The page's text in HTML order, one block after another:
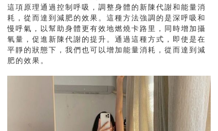
這項原理通過控制呼吸，調整身體的新陳代謝和能量消
耗，從而達到減肥的效果。這種方法強調的是深呼吸和
慢呼氣，以幫助身體更有效地燃燒卡路里，同時增加攝
氧量，促進新陳代謝的提升。通過這種方式，即使是在
平靜的狀態下，我們也可以增加能量消耗，從而達到減
肥的效果。